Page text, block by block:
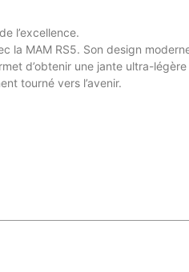
l’excellence.
la MAM RS5. Son design
d’obtenir une jante ultra-
tourné vers l’avenir.